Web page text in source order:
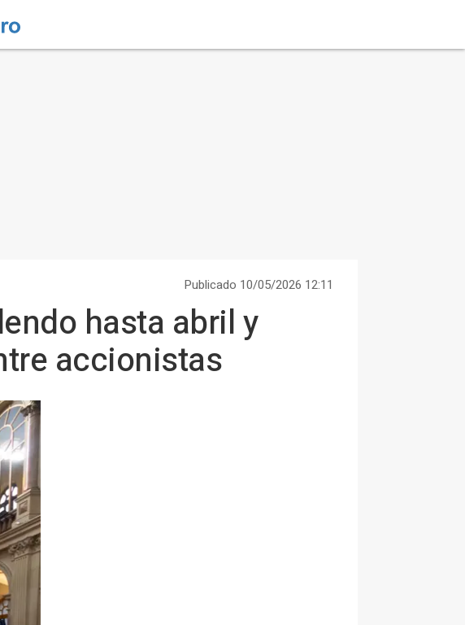
Publicado 10/05/2026 12:11
hasta abril y
accionistas